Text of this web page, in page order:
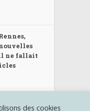
ne fallait
des cookies